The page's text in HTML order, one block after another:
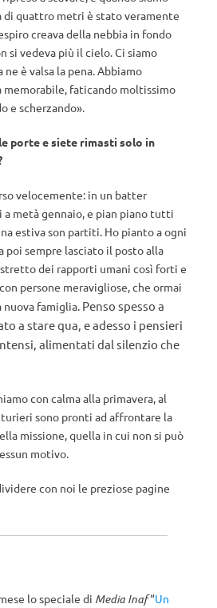
quattro metri è stato veramente
creava della nebbia in fondo
si vedeva più il cielo. Ci siamo
ne è valsa la pena. Abbiamo
memorabile, faticando moltissimo
e scherzando».
porte e siete rimasti solo in
velocemente: in un batter
a metà gennaio, e pian piano tutti
estiva son partiti. Ho pianto a ogni
poi sempre lasciato il posto alla
dei rapporti umani così forti e
persone meravigliose, che ormai
nuova famiglia. Penso spesso a
a stare qua, e adesso i pensieri
alimentati dal silenzio che
con calma alla primavera, al
sono pronti ad affrontare la
missione, quella in cui non si può
motivo.
con noi le preziose pagine
lo speciale di Media Inaf“Un